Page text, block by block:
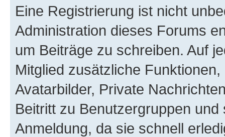
Eine Registrierung ist nicht
Administration dieses Forums
um Beiträge zu schreiben. Auf
Mitglied zusätzliche
Avatarbilder, Private
Beitritt zu Benutzergruppen
Anmeldung, da sie schnell